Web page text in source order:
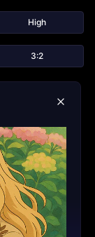
High
3:2